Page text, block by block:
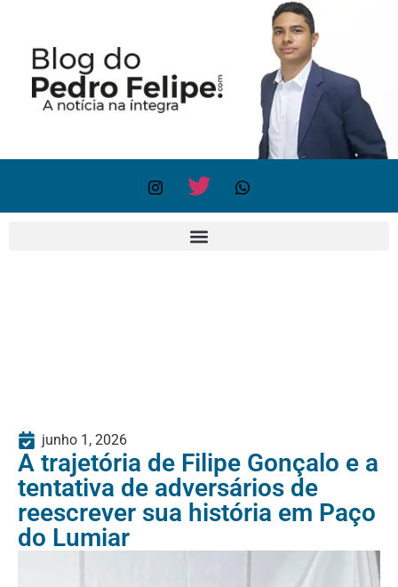
junho 1, 2026
A trajetória de Filipe Gonçalo e a
tentativa de adversários de
reescrever sua história em Paço
do Lumiar